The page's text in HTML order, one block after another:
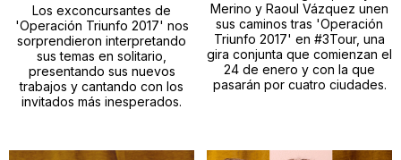
Los exconcursantes de
'Operación Triunfo 2017' nos
sorprendieron interpretando
sus temas en solitario,
presentando sus nuevos
trabajos y cantando con los
invitados más inesperados.
Merino y Raoul Vázquez unen
sus caminos tras 'Operación
Triunfo 2017' en #3Tour, una
gira conjunta que comienzan el
24 de enero y con la que
pasarán por cuatro ciudades.